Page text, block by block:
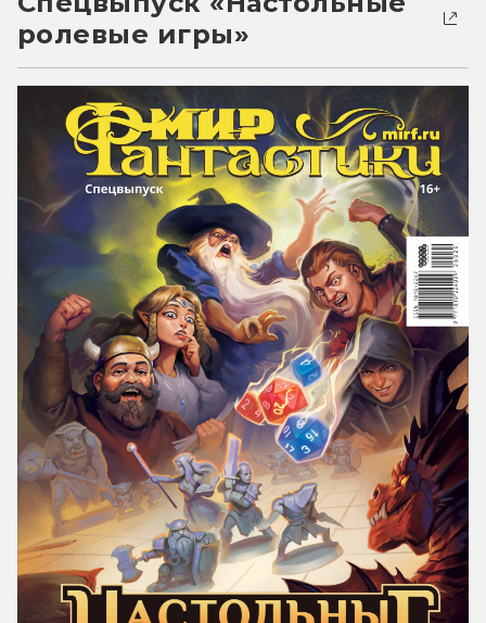
ролевые игры»